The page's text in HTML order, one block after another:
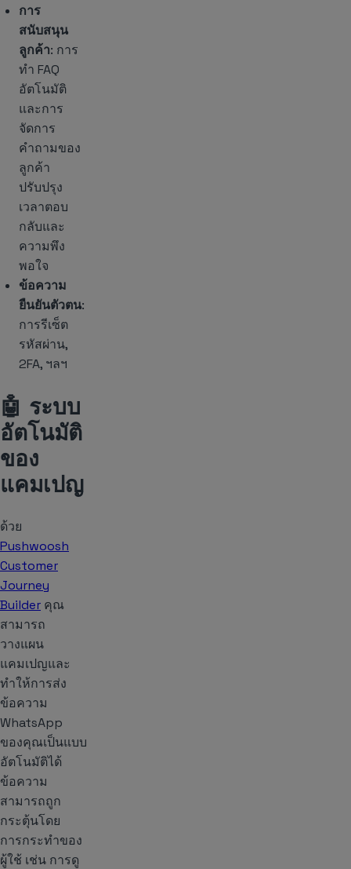
การ
สนับสนุน
ลูกค้า: การ
ทำ FAQ
อัตโนมัติ
และการ
จัดการ
คำถามของ
ลูกค้า
ปรับปรุง
เวลาตอบ
กลับและ
ความพึง
พอใจ
ข้อความ
ยืนยันตัวตน:
การรีเซ็ต
รหัสผ่าน,
2FA, ฯลฯ
🤖 ระบบ
อัตโนมัติ
ของ
แคมเปญ
ด้วย
Pushwoosh
Customer
Journey
Builder คุณ
สามารถ
วางแผน
แคมเปญและ
ทำให้การส่ง
ข้อความ
WhatsApp
ของคุณเป็นแบบ
อัตโนมัติได้
ข้อความ
สามารถถูก
กระตุ้นโดย
การกระทำของ
ผู้ใช้ เช่น การดู